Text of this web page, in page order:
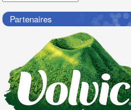
Partenaires